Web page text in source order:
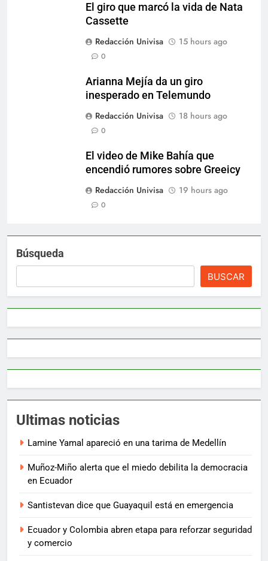
El giro que marcó la vida de Nata
Cassette
Redacción Univisa
15 hours ago
0
Arianna Mejía da un giro
inesperado en Telemundo
Redacción Univisa
18 hours ago
0
El video de Mike Bahía que
encendió rumores sobre Greeicy
Redacción Univisa
19 hours ago
0
Búsqueda
BUSCAR
Ultimas noticias
Lamine Yamal apareció en una tarima de Medellín
Muñoz-Miño alerta que el miedo debilita la democracia
en Ecuador
Santistevan dice que Guayaquil está en emergencia
Ecuador y Colombia abren etapa para reforzar seguridad
y comercio